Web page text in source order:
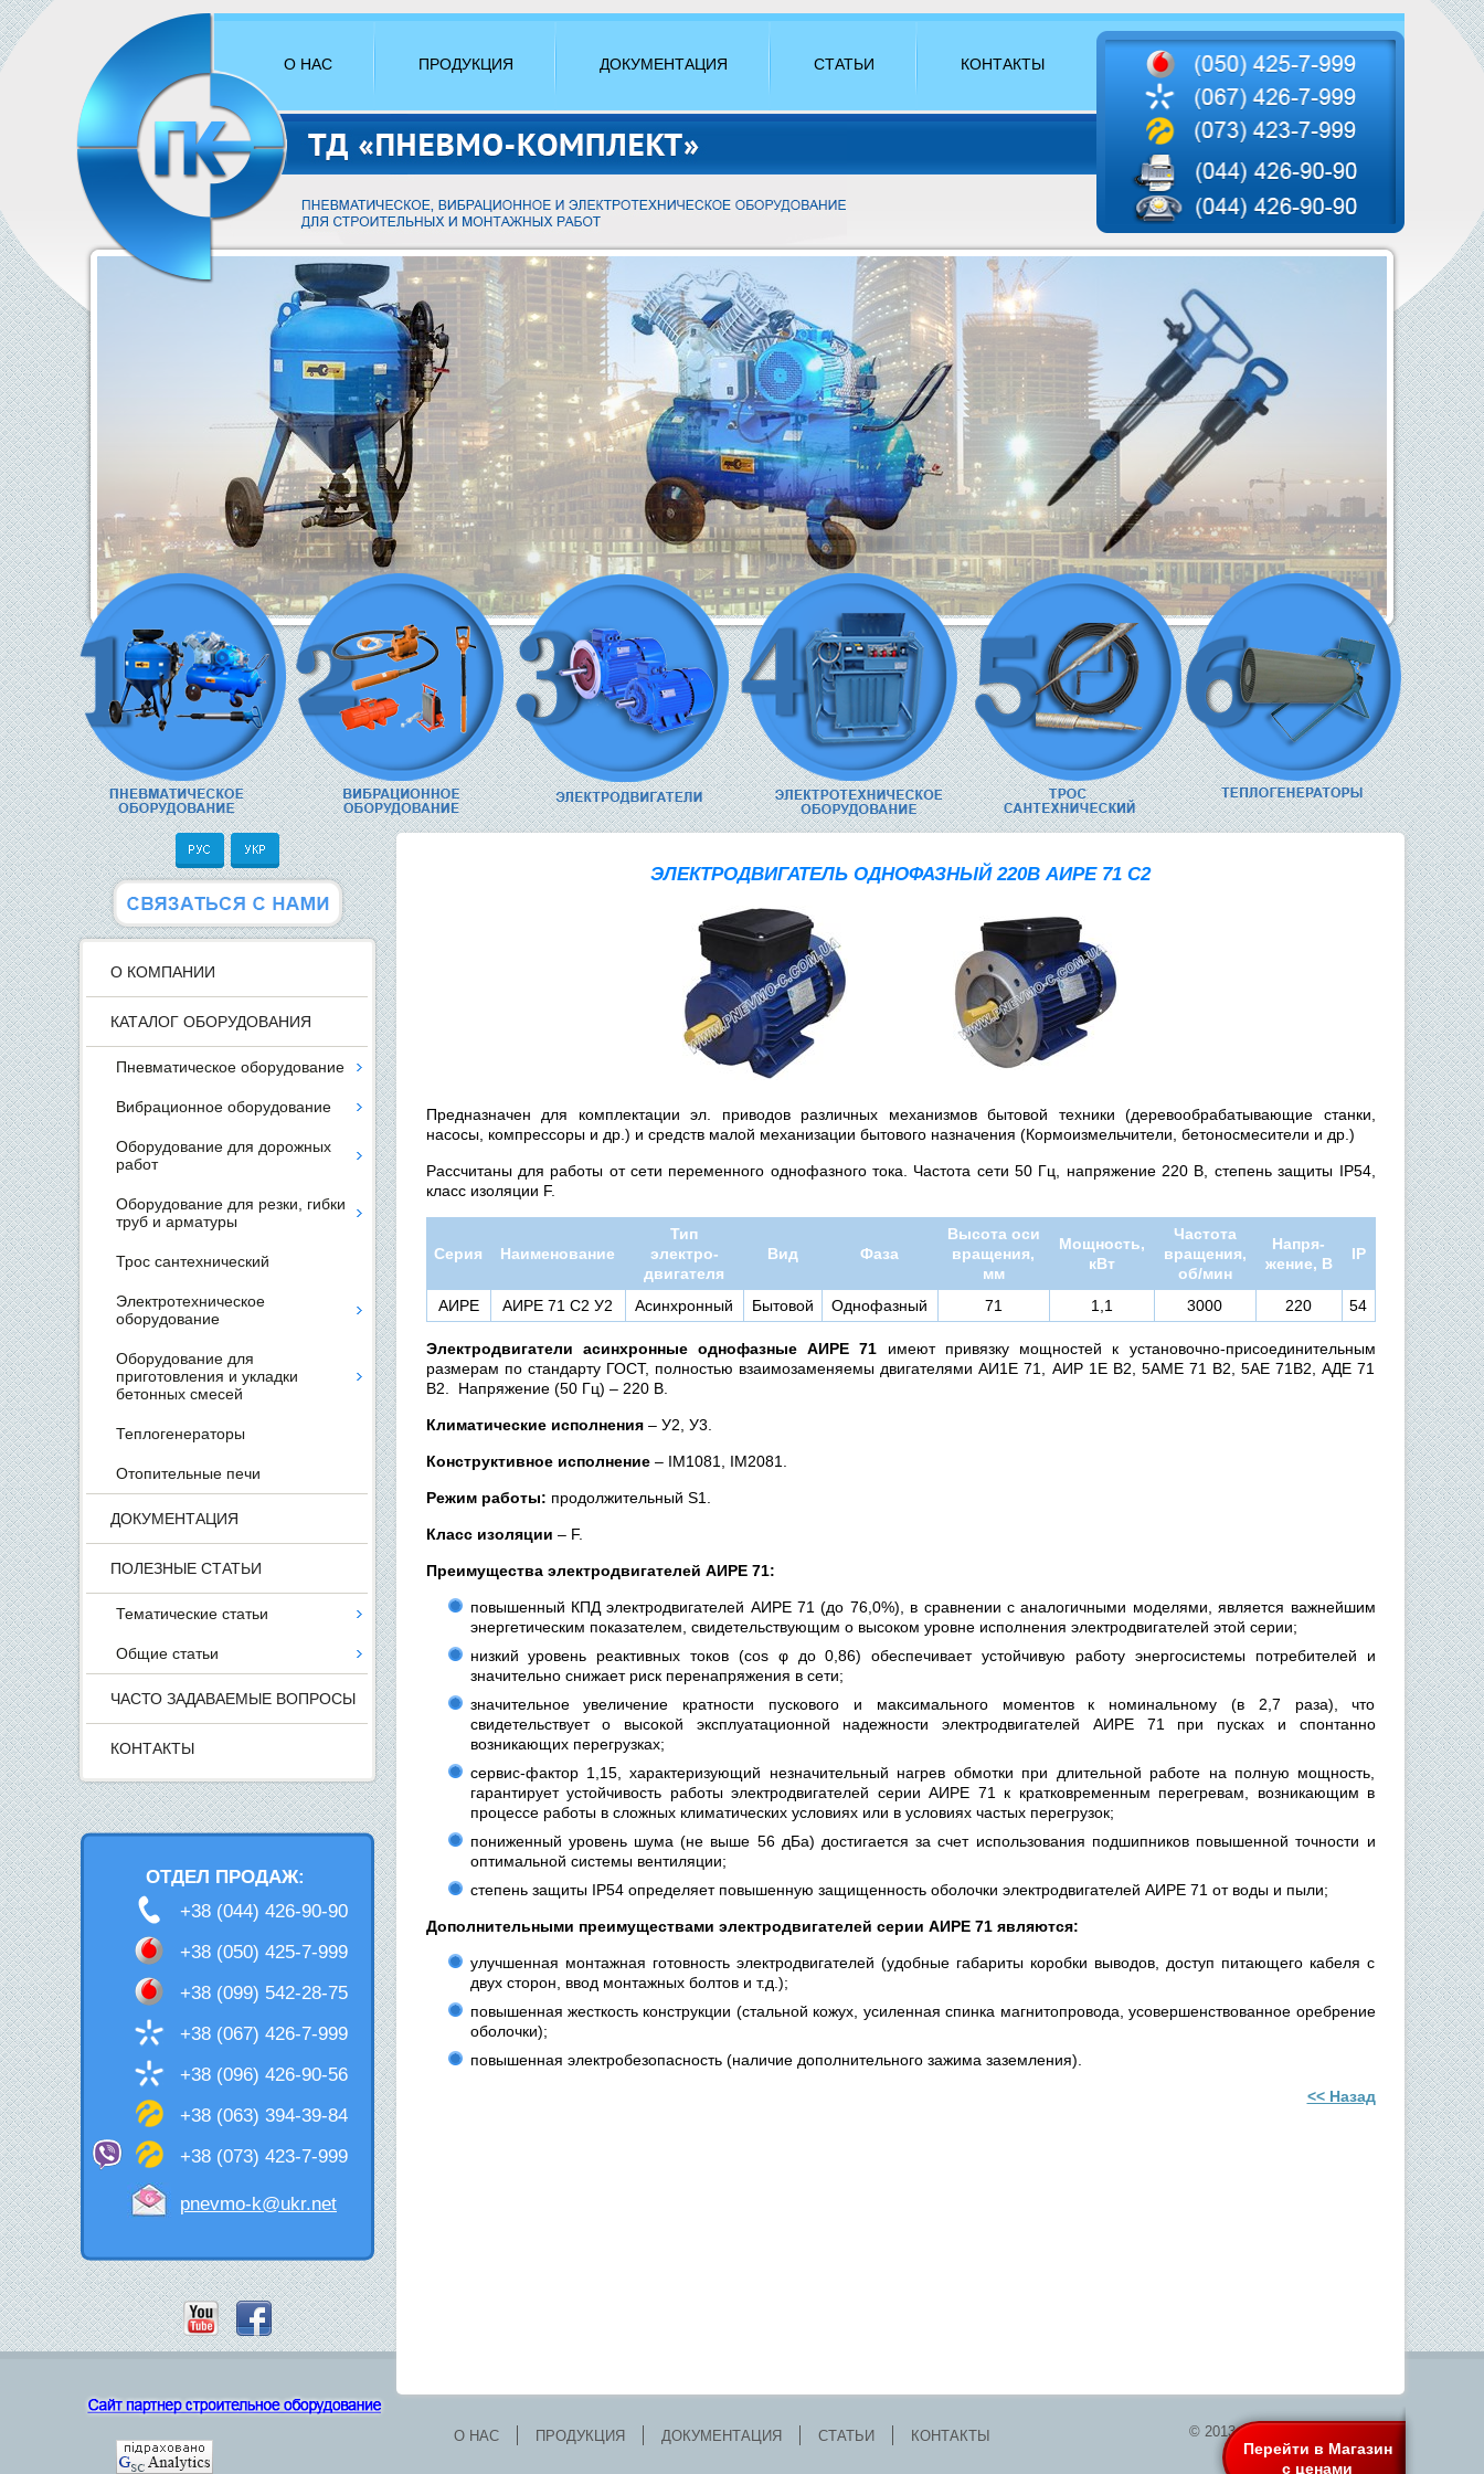
О НАС ПРОДУКЦИЯ ДОКУМЕНТАЦИЯ СТАТЬИ КОНТАКТЫ
О КОМПАНИИ
КАТАЛОГ ОБОРУДОВАНИЯ
Пневматическое оборудование
Вибрационное оборудование
Оборудование для дорожных
работ
Оборудование для резки, гибки
труб и арматуры
Трос сантехнический
Электротехническое
оборудование
Оборудование для
приготовления и укладки
бетонных смесей
Теплогенераторы
Отопительные печи
ДОКУМЕНТАЦИЯ
ПОЛЕЗНЫЕ СТАТЬИ
Тематические статьи
Общие статьи
ЧАСТО ЗАДАВАЕМЫЕ ВОПРОСЫ
КОНТАКТЫ
ОТДЕЛ ПРОДАЖ:
+38 (044) 426-90-90
+38 (050) 425-7-999
+38 (099) 542-28-75
+38 (067) 426-7-999
+38 (096) 426-90-56
+38 (063) 394-39-84
+38 (073) 423-7-999
pnevmo-k@ukr.net
ЭЛЕКТРОДВИГАТЕЛЬ ОДНОФАЗНЫЙ 220В АИРЕ 71 C2
Предназначен для комплектации эл. приводов различных механизмов бытовой техники (деревообрабатывающие станки,
насосы, компрессоры и др.) и средств малой механизации бытового назначения (Кормоизмельчители, бетоносмесители и др.)
Рассчитаны для работы от сети переменного однофазного тока. Частота сети 50 Гц, напряжение 220 В, степень защиты IP54,
класс изоляции F.
Серия Наименование
Тип
электро-
двигателя
Вид Фаза
Высота оси
вращения,
мм
Мощность,
кВт
Частота
вращения,
об/мин
Напря-
жение, В
IP
АИРЕ АИРЕ 71 С2 У2 Асинхронный Бытовой Однофазный 71 1,1 3000 220 54
Электродвигатели асинхронные однофазные АИРЕ 71 имеют привязку мощностей к установочно-присоединительным
размерам по стандарту ГОСТ, полностью взаимозаменяемы двигателями АИ1Е 71, АИР 1Е В2, 5АМЕ 71 В2, 5АЕ 71В2, АДЕ 71
В2. Напряжение (50 Гц) – 220 В.
Климатические исполнения– У2, У3.
Конструктивное исполнение– IM1081, IM2081.
Режим работы: продолжительный S1.
Класс изоляции – F.
Преимущества электродвигателей АИРЕ 71:
повышенный КПД электродвигателей АИРЕ 71 (до 76,0%), в сравнении с аналогичными моделями, является важнейшим
энергетическим показателем, свидетельствующим о высоком уровне исполнения электродвигателей этой серии;
низкий уровень реактивных токов (сos φ до 0,86) обеспечивает устойчивую работу энергосистемы потребителей и
значительно снижает риск перенапряжения в сети;
значительное увеличение кратности пускового и максимального моментов к номинальному (в 2,7 раза), что
свидетельствует о высокой эксплуатационной надежности электродвигателей АИРЕ 71 при пусках и спонтанно
возникающих перегрузках;
сервис-фактор 1,15, характеризующий незначительный нагрев обмотки при длительной работе на полную мощность,
гарантирует устойчивость работы электродвигателей серии АИРЕ 71 к кратковременным перегревам, возникающим в
процессе работы в сложных климатических условиях или в условиях частых перегрузок;
пониженный уровень шума (не выше 56 дБа) достигается за счет использования подшипников повышенной точности и
оптимальной системы вентиляции;
степень защиты IP54 определяет повышенную защищенность оболочки электродвигателей АИРЕ 71 от воды и пыли;
Дополнительными преимуществами электродвигателей серии АИРЕ 71 являются:
улучшенная монтажная готовность электродвигателей (удобные габариты коробки выводов, доступ питающего кабеля с
двух сторон, ввод монтажных болтов и т.д.);
повышенная жесткость конструкции (стальной кожух, усиленная спинка магнитопровода, усовершенствованное оребрение
оболочки);
повышенная электробезопасность (наличие дополнительного зажима заземления).
<< Назад
Перейти в Магазин
с ценами
О НАС ПРОДУКЦИЯ ДОКУМЕНТАЦИЯ СТАТЬИ КОНТАКТЫ © 2013 Все права защищены